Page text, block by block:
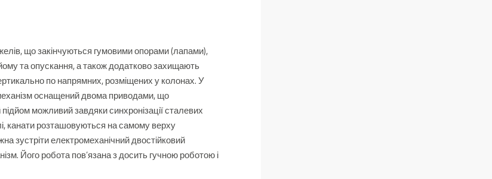
що закінчуються гумовими опорами (лапами),
та опускання, а також додатково захищають
по напрямних, розміщених у колонах.У
механізм оснащений двома приводами, що
підйом можливий завдяки синхронізації сталевих
канати розташовуються на самому верху
зустріти електромеханічний двостійковий
Його робота пов’язана з досить гучною роботою і